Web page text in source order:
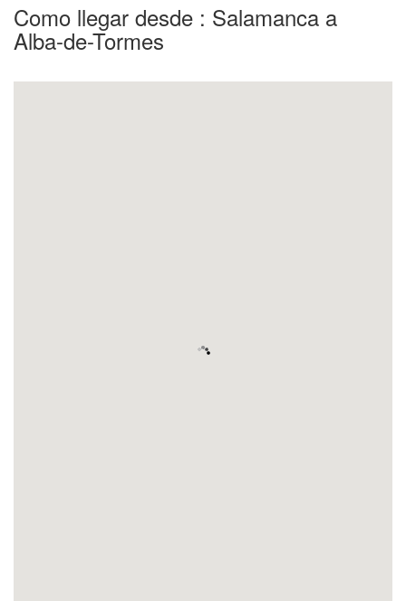
Como llegar desde : Salamanca a
Alba-de-Tormes